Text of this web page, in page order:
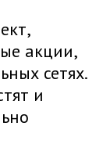
акции,
сетях.
и